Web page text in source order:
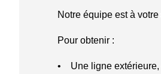
Notre équipe est à
Pour obtenir :
• Une ligne extérieure,